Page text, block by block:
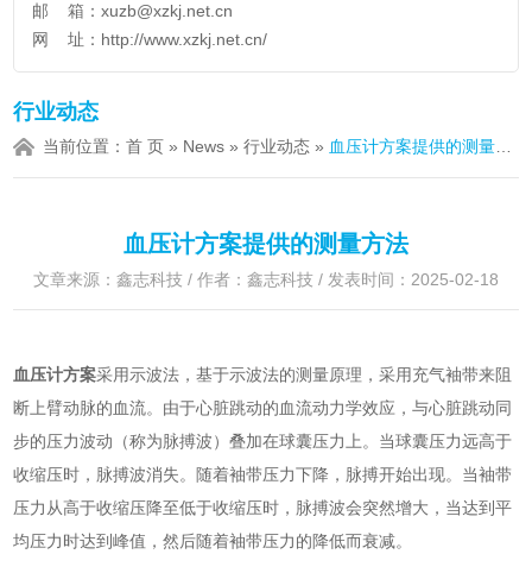
邮 箱：xuzb@xzkj.net.cn
网 址： http://www.xzkj.net.cn/
行业动态
当前位置：首 页 » News »行业动态 » 血压计方案提供的测量方法
血压计方案提供的测量方法
文章来源：鑫志科技 / 作者：鑫志科技 / 发表时间：2025-02-18
血压计方案采用示波法，基于示波法的测量原理，采用充气袖带来阻
断上臂动脉的血流。由于心脏跳动的血流动力学效应，与心脏跳动同
步的压力波动（称为脉搏波）叠加在球囊压力上。当球囊压力远高于
收缩压时，脉搏波消失。随着袖带压力下降，脉搏开始出现。当袖带
压力从高于收缩压降至低于收缩压时，脉搏波会突然增大，当达到平
均压力时达到峰值，然后随着袖带压力的降低而衰减。